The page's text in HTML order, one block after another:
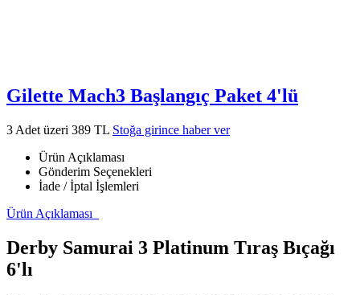
Gilette Mach3 Başlangıç Paket 4'lü
3 Adet üzeri 389 TL Stoğa girince haber ver
Ürün Açıklaması
Gönderim Seçenekleri
İade / İptal İşlemleri
Ürün Açıklaması
Derby Samurai 3 Platinum Tıraş Bıçağı
6'lı